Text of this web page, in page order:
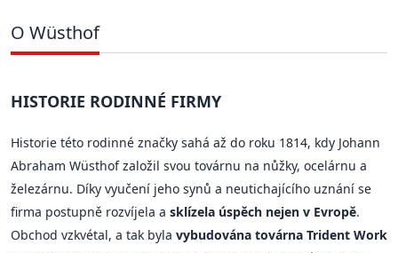
O Wüsthof
HISTORIE RODINNÉ FIRMY
Historie této rodinné značky sahá až do roku 1814, kdy Johann
Abraham Wüsthof založil svou továrnu na nůžky, ocelárnu a
železárnu. Díky vyučení jeho synů a neutichajícího uznání se
firma postupně rozvíjela a sklízela úspěch nejen v Evropě.
Obchod vzkvétal, a tak byla vybudována továrna Trident Work